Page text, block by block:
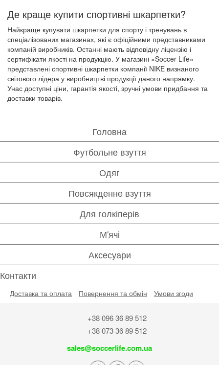
Де краще купити спортивні шкарпетки?
Найкраще купувати шкарпетки для спорту і тренувань в
спеціалізованих магазинах, які є офіційними представниками
компаній виробників. Останні мають відповідну ліцензію і
сертифікати якості на продукцію. У магазині «Soccer Life»
представлені спортивні шкарпетки компанії NIKE визнаного
світового лідера у виробництві продукції даного напрямку.
Унас доступні ціни, гарантія якості, зручні умови придбання та
доставки товарів.
Головна
Футбольне взуття
Одяг
Повсякденне взуття
Для голкіперів
М'ячі
Аксесуари
Контакти
Доставка та оплата Повернення та обмін Умови згоди
+38 096 36 89 512
+38 073 36 89 512
sales@soccerlife.com.ua